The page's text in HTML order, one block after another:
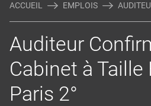
ACCUEIL EMPLOIS
Auditeur
Cabinet à Taille
Paris 2°